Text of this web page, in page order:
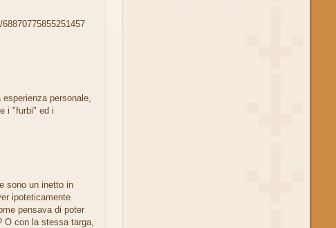
personale,
i "furbi" ed i
sono un inetto in
ipoteticamente
pensava di poter
O con la stessa targa,